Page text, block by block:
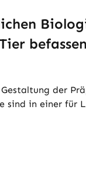
der
sind in einer für